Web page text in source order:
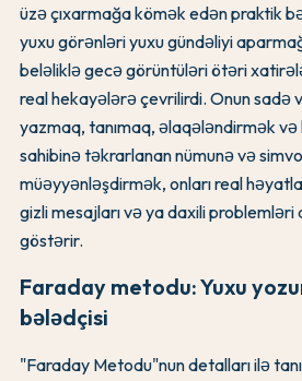
üzə çıxarmağa kömək edən praktik
yuxu görənləri yuxu gündəliyi
beləliklə gecə görüntüləri ötəri
real hekayələrə çevrilirdi. Onun sadə
yazmaq, tanımaq, əlaqələndirmək
sahibinə təkrarlanan nümunə və
müəyyənləşdirmək, onları real
gizli mesajları və ya daxili problemləri
göstərir.
Faraday metodu: Yuxu
bələdçisi
"Faraday Metodu"nun detalları ilə